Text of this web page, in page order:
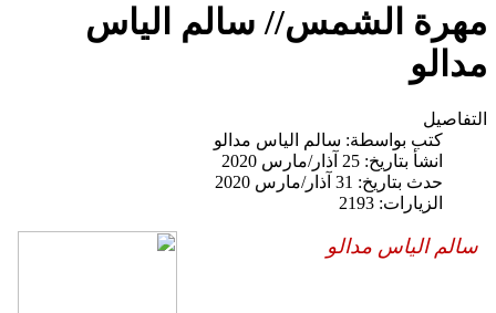
مهرة الشمس// سالم الياس
مدالو
التفاصيل
كتب بواسطة: سالم الياس مدالو
انشأ بتاريخ: 25 آذار/مارس 2020
حدث بتاريخ: 31 آذار/مارس 2020
الزيارات: 2193
سالم الياس مدالو